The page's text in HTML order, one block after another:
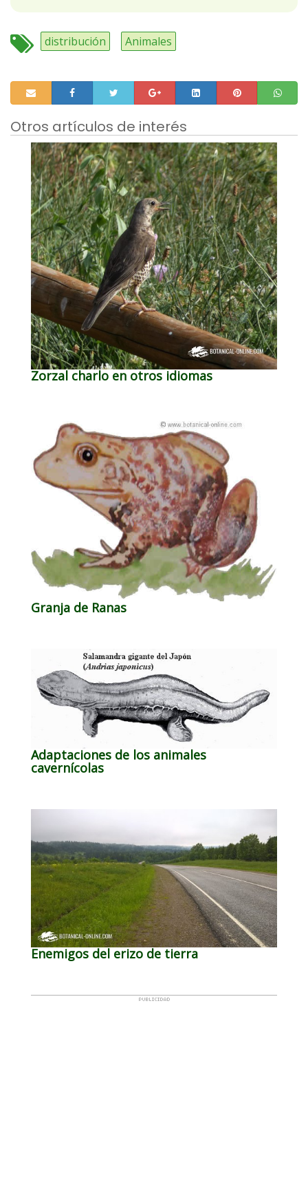
distribución Animales
Otros artículos de interés
Zorzal charlo en otros idiomas
Granja de Ranas
Adaptaciones de los animales
cavernícolas
Enemigos del erizo de tierra